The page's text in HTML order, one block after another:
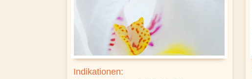
Indikationen: